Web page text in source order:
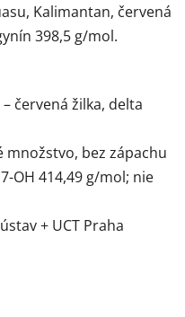
Kalimantan, červená
398,5 g/mol.
červená žilka, delta
množstvo, bez zápachu
OH 414,49 g/mol; nie
+ UCT Praha